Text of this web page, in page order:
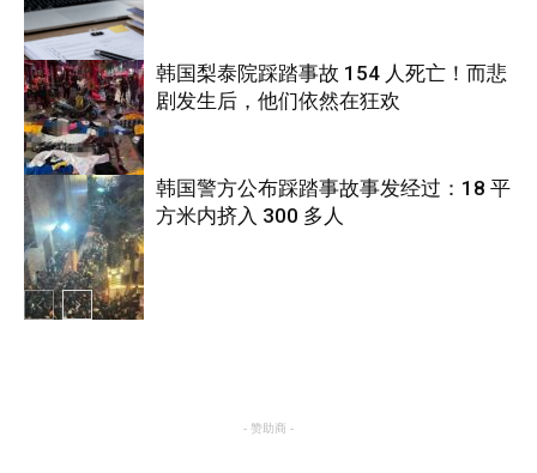
国际
国际
韩国梨泰院踩踏事故 154 人死亡！而悲
剧发生后，他们依然在狂欢
韩国警方公布踩踏事故事发经过：18 平
方米内挤入 300 多人
- 赞助商 -